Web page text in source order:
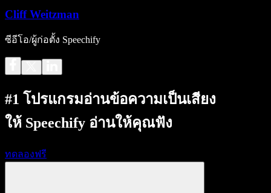
Cliff Weitzman
ซีอีโอ/ผู้ก่อตั้ง Speechify
#1 โปรแกรมอ่านข้อความเป็นเสียง
ให้ Speechify อ่านให้คุณฟัง
ทดลองฟรี